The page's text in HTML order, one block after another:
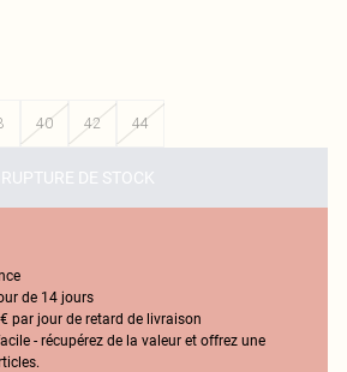
40 42 44
RUPTURE DE STOCK
de 14 jours
par jour de retard de livraison
- récupérez de la valeur et offrez une